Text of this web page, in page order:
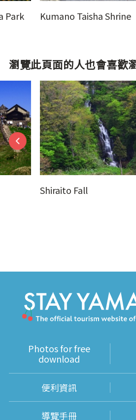
Park Kumano Taisha Shrine
瀏覽此頁面的人也會喜歡
Shiraito Fall
Photos for free
download
便利資訊
導覽手冊